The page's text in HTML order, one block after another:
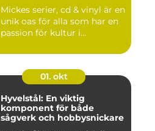
Mickes serier, cd & vinyl är en
unik oas för alla som har en
passion för kultur i...
01. okt
Hyvelstål: En viktig
komponent för både
sågverk och hobbysnickare